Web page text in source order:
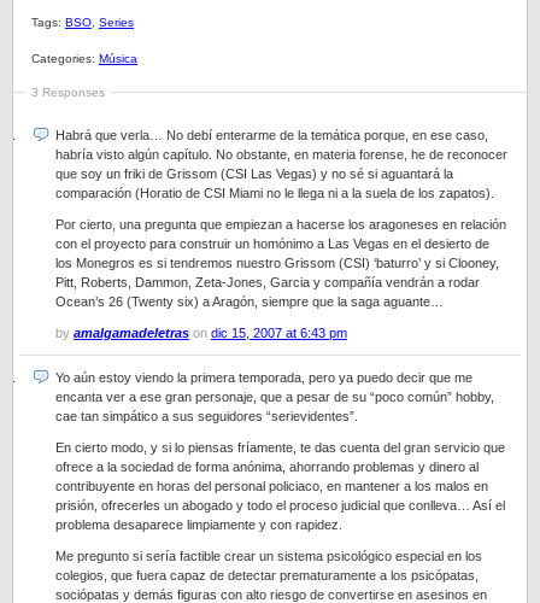
Tags: BSO Series
Categories: Música
3 Responses
Habrá que verla… No debí enterarme de la temática porque, en ese caso,
habría visto algún capítulo. No obstante, en materia forense, he de reconocer
que soy un friki de Grissom (CSI Las Vegas) y no sé si aguantará la
comparación (Horatio de CSI Miami no le llega ni a la suela de los zapatos).
Por cierto, una pregunta que empiezan a hacerse los aragoneses en relación
con el proyecto para construir un homónimo a Las Vegas en el desierto de
los Monegros es si tendremos nuestro Grissom (CSI) ‘baturro’ y si Clooney,
Pitt, Roberts, Dammon, Zeta-Jones, Garcia y compañía vendrán a rodar
Ocean’s 26 (Twenty six) a Aragón, siempre que la saga aguante…
by amalgamadeletras on dic 15, 2007 at 6:43 pm
Yo aún estoy viendo la primera temporada, pero ya puedo decir que me
encanta ver a ese gran personaje, que a pesar de su “poco común” hobby,
cae tan simpático a sus seguidores “serievidentes”.
En cierto modo, y si lo piensas fríamente, te das cuenta del gran servicio que
ofrece a la sociedad de forma anónima, ahorrando problemas y dinero al
contribuyente en horas del personal policiaco, en mantener a los malos en
prisión, ofrecerles un abogado y todo el proceso judicial que conlleva… Así el
problema desaparece limpiamente y con rapidez.
Me pregunto si sería factible crear un sistema psicológico especial en los
colegios, que fuera capaz de detectar prematuramente a los psicópatas,
sociópatas y demás figuras con alto riesgo de convertirse en asesinos en